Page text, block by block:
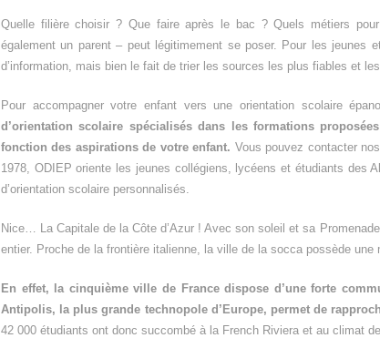
Quelle filière choisir ? Que faire après le bac ? Quels métiers
également un parent – peut légitimement se poser. Pour les jeunes
d’information, mais bien le fait de trier les sources les plus fiables et
Pour accompagner votre enfant vers une orientation scolaire
d’orientation scolaire spécialisés dans les formations
fonction des aspirations de votre enfant. Vous pouvez contacter
1978, ODIEP oriente les jeunes collégiens, lycéens et étudiants des
d’orientation scolaire personnalisés.
Nice… La Capitale de la Côte d’Azur ! Avec son soleil et sa
entier. Proche de la frontière italienne, la ville de la socca possède une
En effet, la cinquième ville de France dispose d’une forte
Antipolis, la plus grande technopole d’Europe, permet de
42 000 étudiants ont donc succombé à la French Riviera et au climat